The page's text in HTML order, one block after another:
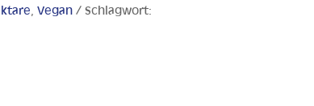
,Vegan
Schlagwort: